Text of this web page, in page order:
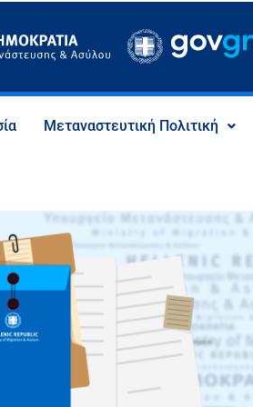
Μεταναστευτική Πολιτική